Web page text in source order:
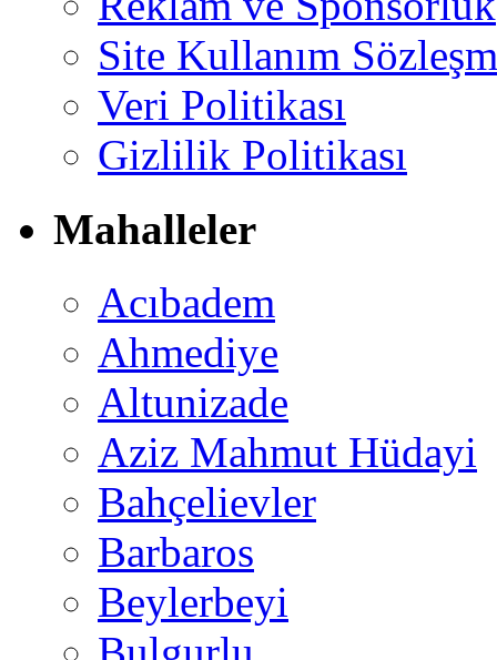
Site Kullanım
Veri Politikası
Gizlilik Politikası
Mahalleler
Acıbadem
Ahmediye
Altunizade
Aziz Mahmut Hüdayi
Bahçelievler
Barbaros
Beylerbeyi